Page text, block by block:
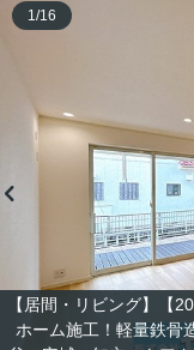
【居間・リビング】【
ホーム施工！軽量鉄骨
1/16